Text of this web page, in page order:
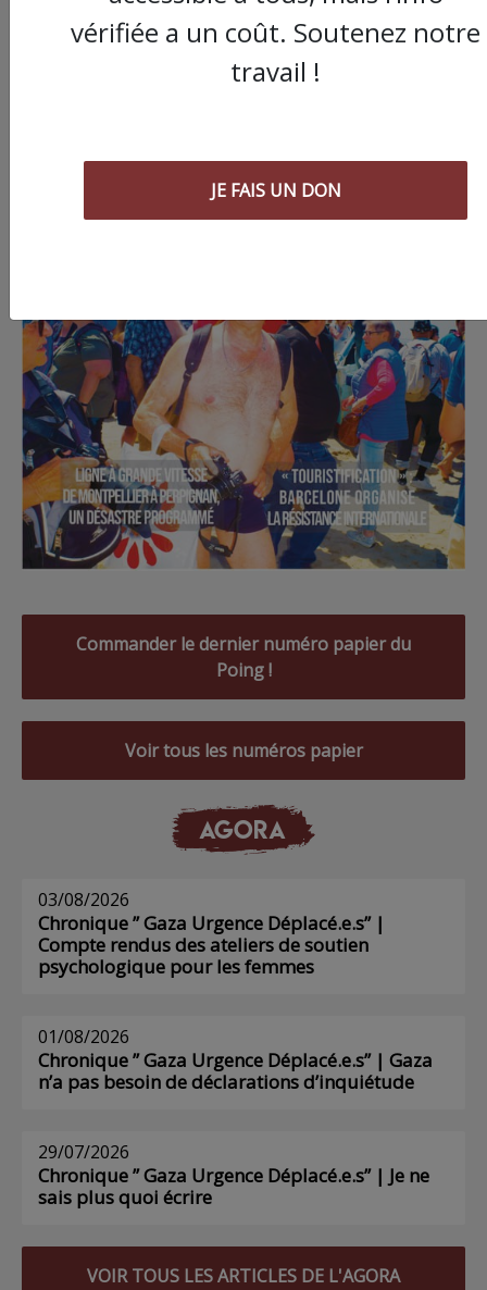
Commander le dernier numéro papier du
Poing !
Voir tous les numéros papier
AGORA
03/08/2026
Chronique ” Gaza Urgence Déplacé.e.s” |
Compte rendus des ateliers de soutien
psychologique pour les femmes
01/08/2026
Chronique ” Gaza Urgence Déplacé.e.s” | Gaza
n’a pas besoin de déclarations d’inquiétude
29/07/2026
Chronique ” Gaza Urgence Déplacé.e.s” | Je ne
sais plus quoi écrire
VOIR TOUS LES ARTICLES DE L'AGORA
vérifiée a un coût. Soutenez notre
travail !
JE FAIS UN DON